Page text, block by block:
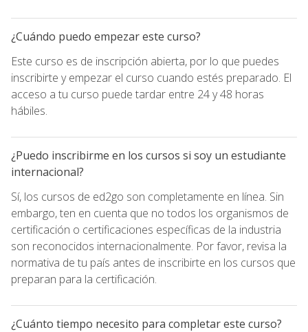
¿Cuándo puedo empezar este curso?
Este curso es de inscripción abierta, por lo que puedes
inscribirte y empezar el curso cuando estés preparado. El
acceso a tu curso puede tardar entre 24 y 48 horas
hábiles.
¿Puedo inscribirme en los cursos si soy un estudiante
internacional?
Sí, los cursos de ed2go son completamente en línea. Sin
embargo, ten en cuenta que no todos los organismos de
certificación o certificaciones específicas de la industria
son reconocidos internacionalmente. Por favor, revisa la
normativa de tu país antes de inscribirte en los cursos que
preparan para la certificación.
¿Cuánto tiempo necesito para completar este curso?